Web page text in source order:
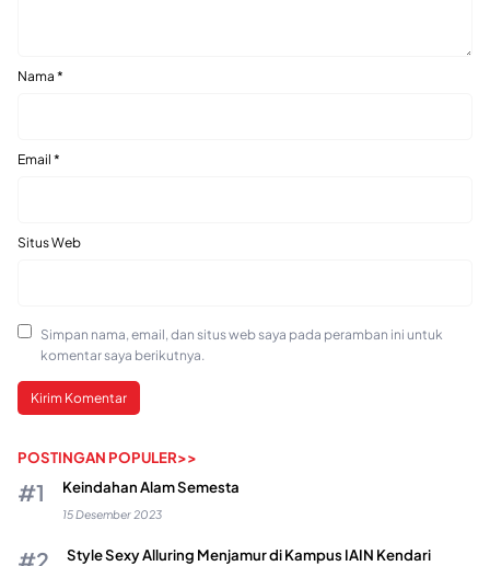
Nama *
Email *
Situs Web
Simpan nama, email, dan situs web saya pada peramban ini untuk
komentar saya berikutnya.
POSTINGAN POPULER>>
Keindahan Alam Semesta
15 Desember 2023
Style Sexy Alluring Menjamur di Kampus IAIN Kendari